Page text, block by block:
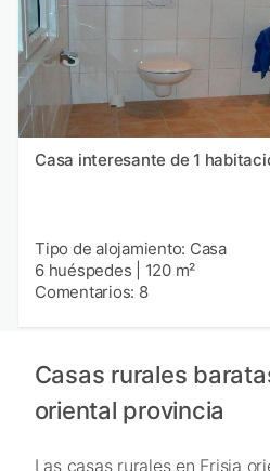
Casa interesante de 1
Tipo de alojamiento: Casa
6 huéspedes
120 m²
Comentarios: 8
Casas rurales
oriental provincia
Las casas rurales en Frisia